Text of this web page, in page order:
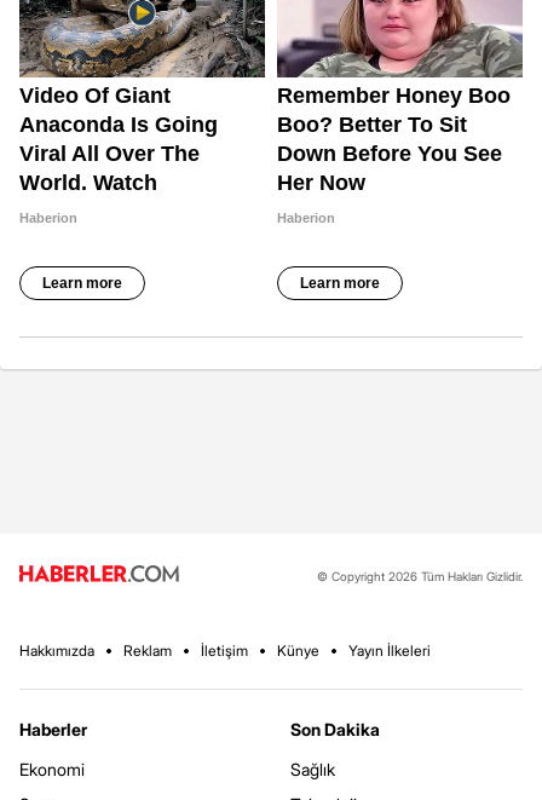
© Copyright 2026 Tüm Hakları Gizlidir.
Hakkımızda Reklam İletişim Künye Yayın İlkeleri
Haberler
Ekonomi
Son Dakika
Sağlık